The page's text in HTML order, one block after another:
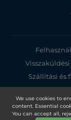
We use cookies to
content. Essential
You can accept all,
Szállítási és
Copyright 2025,